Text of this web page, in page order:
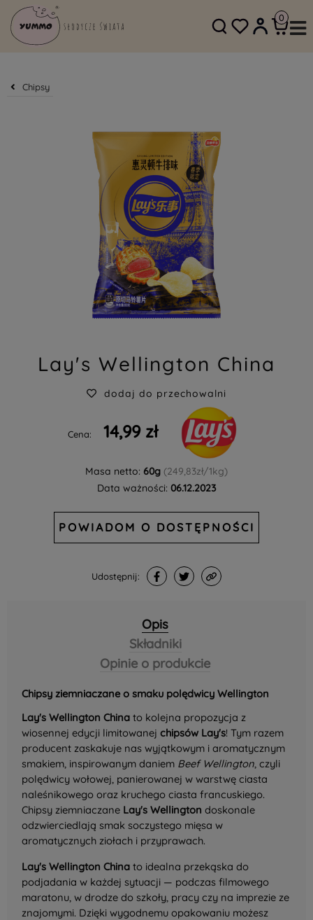
SKLEP@YUMMO.PL
Chipsy
Lay's Wellington China
dodaj do przechowalni
Cena: 14,99 zł
Masa netto: 60g (249,83zł/1kg)
Data ważności: 06.12.2023
POWIADOM O DOSTĘPNOŚCI
Udostępnij:
Opis
Składniki
Opinie o produkcie
Chipsy ziemniaczane o smaku polędwicy Wellington
Lay's Wellington China to kolejna propozycja z
wiosennej edycji limitowanejchipsów Lay's! Tym razem
producent zaskakuje nas wyjątkowym i aromatycznym
smakiem, inspirowanym daniem Beef Wellington, czyli
polędwicy wołowej, panierowanej w warstwę ciasta
naleśnikowego oraz kruchego ciasta francuskiego.
Chipsy ziemniaczane Lay's Wellington doskonale
odzwierciedlają smak soczystego mięsa w
aromatycznych ziołach i przyprawach.
Lay's Wellington China to idealna przekąska do
podjadania w każdej sytuacji — podczas filmowego
maratonu, w drodze do szkoły, pracy czy na imprezie ze
znajomymi. Dzięki wygodnemu opakowaniu możesz